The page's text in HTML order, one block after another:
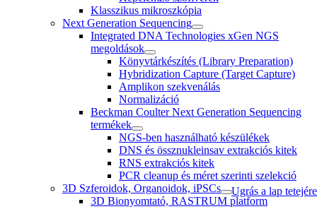
Klasszikus mikroszkópia
Next Generation Sequencing
Integrated DNA Technologies xGen NGS
megoldások
Könyvtárkészítés (Library Preparation)
Hybridization Capture (Target Capture)
Amplikon szekvenálás
Normalizáció
Beckman Coulter Next Generation Sequencing
termékek
NGS-ben használható készülékek
DNS és össznukleinsav extrakciós kitek
RNS extrakciós kitek
PCR cleanup és méret szerinti szelekció
3D Szferoidok, Organoidok, iPSCs
3D Bionyomtató, RASTRUM platform
Ugrás a lap tetejére